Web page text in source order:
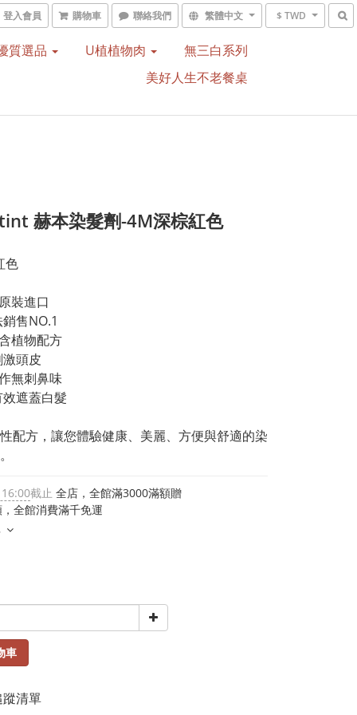
登入會員 購物車 聯絡我們 繁體中文 $ TWD
質選品 U植植物肉
無三白系列
美好人生不老餐桌
赫本染髮劑-4M深棕紅色
色
裝進口
售NO.1
植物配方
頭皮
無刺鼻味
遮蓋白髮
配方，讓您體驗健康、美麗、方便與舒適的染
截止 全店，全館滿3000滿額贈
全館消費滿千免運
車
清單